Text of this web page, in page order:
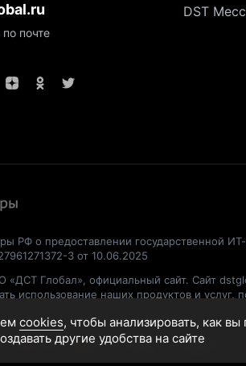
почте
DST
РФ о предоставлении государственной ИТ-
3 от 10.06.2025
Глобал», официальный сайт. Сайт
использование наших продуктов и
ограничьте их использование в
繁體中文 简体中文 Français
cookies, чтобы анализировать, как
другие удобства на сайте